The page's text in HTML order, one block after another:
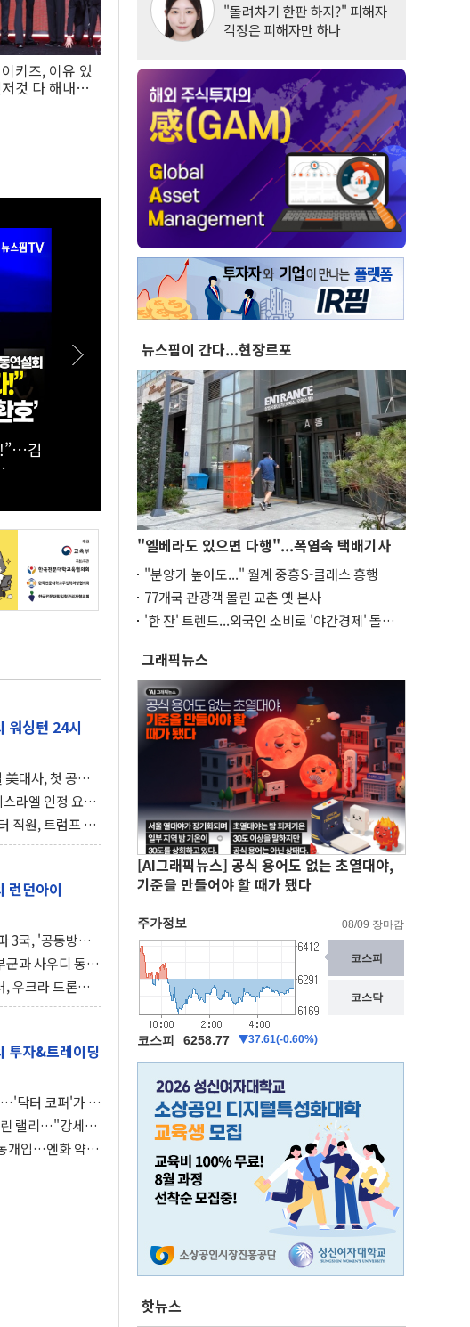
키즈, 이유 있
것 다 해내는
차…
[스팟Live] TK 당심 잡을 후보는?…제3차 정기
전국당원대회 후보자 대구·경북 합동연설회 생
중계 | 26.08.09
워싱턴 24시
美대사, 첫 공개
화 최우선 과제"
라엘 인정 요
하루 만에 좌초
직원, 트럼프 연
장서 10만달러 챙
런던아이
3국, '공동방위
·이란 위협에
군과 사우디 동시
또 다른 중동 화
, 우크라 드론으
검토… 거짓 깃발
투자&트레이딩
닥터 코퍼'가 말
졌다
랠리…"강세장
개입…엔화 약세
"돌려차기 한판 하지?" 피해자
걱정은 피해자만 하나
뉴스핌이 간다...현장르포
"엘베라도 있으면 다행"...폭염속 택배기사
"분양가 높아도..." 월계 중흥S-클래스 흥행
77개국 관광객 몰린 교촌 옛 본사
'한 잔' 트렌드...외국인 소비로 '야간경제' 돌파
그래픽뉴스
[AI그래픽뉴스] 공식 용어도 없는 초열대야,
기준을 만들어야 할 때가 됐다
핫뉴스